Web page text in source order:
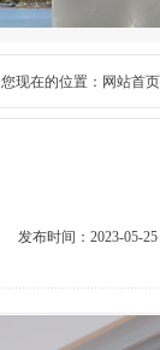
您现在的位置： 网站首页
发布时间：2023-05-25